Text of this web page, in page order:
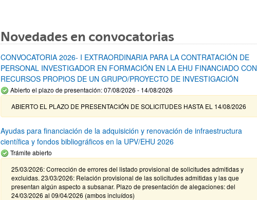
Novedades en convocatorias
CONVOCATORIA 2026- I EXTRAORDINARIA PARA LA CONTRATACIÓN DE
PERSONAL INVESTIGADOR EN FORMACIÓN EN LA EHU FINANCIADO CON
RECURSOS PROPIOS DE UN GRUPO/PROYECTO DE INVESTIGACIÓN
Abierto el plazo de presentación: 07/08/2026 - 14/08/2026
ABIERTO EL PLAZO DE PRESENTACIÓN DE SOLICITUDES HASTA EL 14/08/2026
Ayudas para financiación de la adquisición y renovación de infraestructura
científica y fondos bibliográficos en la UPV/EHU 2026
Trámite abierto
25/03/2026: Corrección de errores del listado provisional de solicitudes admitidas y
excluidas. 23/03/2026: Relación provisional de las solicitudes admitidas y las que
presentan algún aspecto a subsanar. Plazo de presentación de alegaciones: del
24/03/2026 al 09/04/2026 (ambos incluídos)